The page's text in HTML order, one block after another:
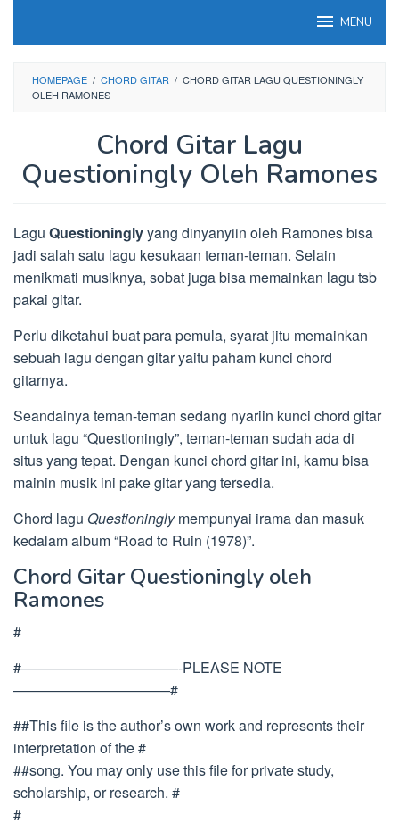
MENU
HOMEPAGE / CHORD GITAR / CHORD GITAR LAGU QUESTIONINGLY
OLEH RAMONES
Chord Gitar Lagu
Questioningly Oleh Ramones
Lagu Questioninglyyang dinyanyiin oleh Ramones bisa
jadi salah satu lagu kesukaan teman-teman. Selain
menikmati musiknya, sobat juga bisa memainkan lagu tsb
pakai gitar.
Perlu diketahui buat para pemula, syarat jitu memainkan
sebuah lagu dengan gitar yaitu paham kunci chord
gitarnya.
Seandainya teman-teman sedang nyariin kunci chord gitar
untuk lagu “Questioningly”, teman-teman sudah ada di
situs yang tepat. Dengan kunci chord gitar ini, kamu bisa
mainin musik ini pake gitar yang tersedia.
Chord lagu Questioninglymempunyai irama dan masuk
kedalam album “Road to Ruin (1978)”.
Chord Gitar Questioningly oleh
Ramones
#
#———————————-PLEASE NOTE
———————————#
##This file is the author’s own work and represents their
interpretation of the #
##song. You may only use this file for private study,
scholarship, or research. #
#